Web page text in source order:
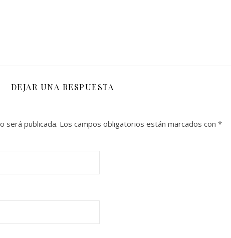
DEJAR UNA RESPUESTA
será publicada. Los campos obligatorios están marcados con *